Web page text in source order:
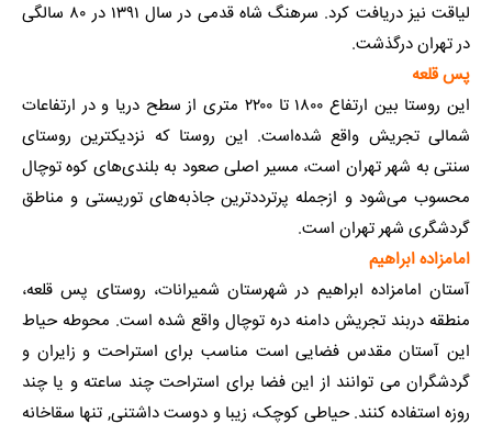
لیاقت نیز دریافت کرد. سرهنگ شاه قدمی در سال ۱۳۹۱ در ۸۰ سالگی
در تهران درگذشت.
پس قلعه
این روستا بین ارتفاع ۱۸۰۰ تا ۲۲۰۰ متری از سطح دریا و در ارتفاعات
شمالی تجریش واقع شده‌است. این روستا که نزدیکترین روستای
سنتی به شهر تهران است، مسیر اصلی صعود به بلندی‌های کوه توچال
محسوب می‌شود و ازجمله پرترددترین جاذبه‌های توریستی و مناطق
گردشگری شهر تهران است.
امامزاده ابراهیم
آستان امامزاده ابراهیم در شهرستان شمیرانات، روستای پس قلعه،
منطقه دربند تجریش دامنه دره توچال واقع شده است. محوطه حیاط
این آستان مقدس فضایی است مناسب برای استراحت و زایران و
گردشگران می توانند از این فضا برای استراحت چند ساعته و یا چند
روزه استفاده کنند. حیاطی کوچک، زیبا و دوست داشتنی, تنها سقاخانه